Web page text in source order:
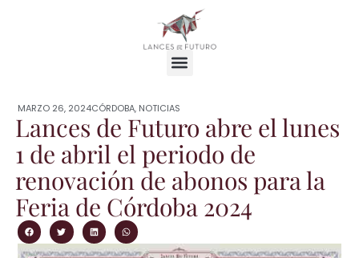
MARZO 26, 2024CÓRDOBA, NOTICIAS
Lances de Futuro abre el lunes
1 de abril el periodo de
renovación de abonos para la
Feria de Córdoba 2024